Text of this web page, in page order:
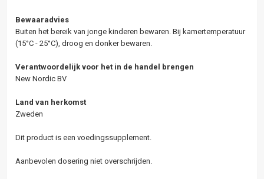
Bewaaradvies
Buiten het bereik van jonge kinderen bewaren. Bij kamertemperatuur
(15°C - 25°C), droog en donker bewaren.
Verantwoordelijk voor het in de handel brengen
New Nordic BV
Land van herkomst
Zweden
Dit product is een voedingssupplement.
Aanbevolen dosering niet overschrijden.